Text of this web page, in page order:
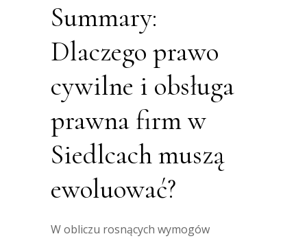
Summary:
Dlaczego prawo
cywilne i obsługa
prawna firm w
Siedlcach muszą
ewoluować?
W obliczu rosnących wymogów